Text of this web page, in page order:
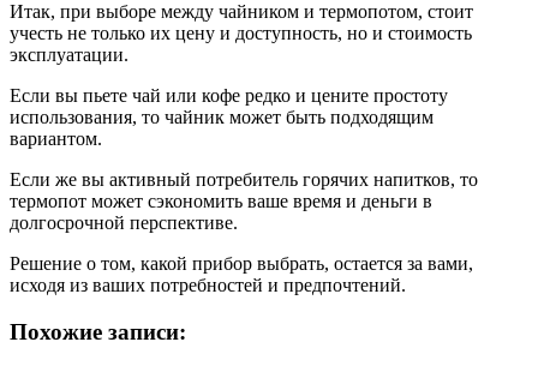
Итак, при выборе между чайником и термопотом, стоит
учесть не только их цену и доступность, но и стоимость
эксплуатации.
Если вы пьете чай или кофе редко и цените простоту
использования, то чайник может быть подходящим
вариантом.
Если же вы активный потребитель горячих напитков, то
термопот может сэкономить ваше время и деньги в
долгосрочной перспективе.
Решение о том, какой прибор выбрать, остается за вами,
исходя из ваших потребностей и предпочтений.
Похожие записи: